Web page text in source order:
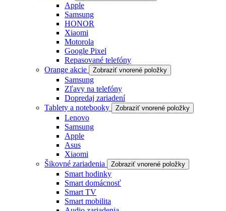
Apple
Samsung
HONOR
Xiaomi
Motorola
Google Pixel
Repasované telefóny
Orange akcie
Zobraziť vnorené položky
Samsung
Zľavy na telefóny
Dopredaj zariadení
Tablety a notebooky
Zobraziť vnorené položky
Lenovo
Samsung
Apple
Asus
Xiaomi
Šikovné zariadenia
Zobraziť vnorené položky
Smart hodinky
Smart domácnosť
Smart TV
Smart mobilita